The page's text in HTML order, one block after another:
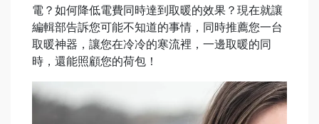
電？如何降低電費同時達到取暖的效果？現在就讓
編輯部告訴您可能不知道的事情，同時推薦您一台
取暖神器，讓您在冷冷的寒流裡，一邊取暖的同
時，還能照顧您的荷包！